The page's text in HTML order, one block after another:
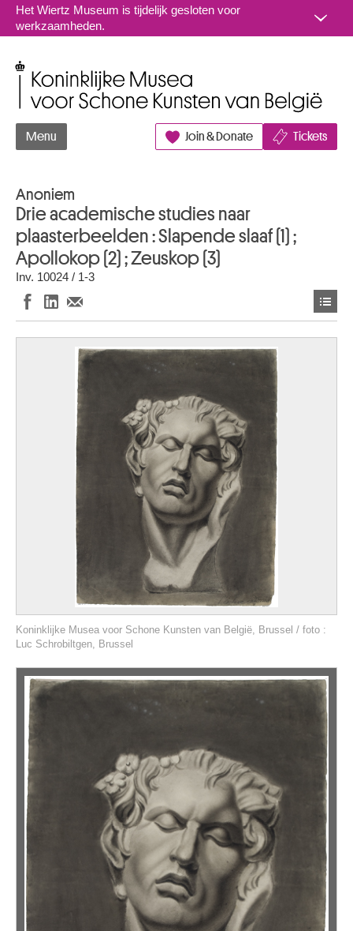
Naar inhoud
Het Wiertz Museum is tijdelijk gesloten voor
werkzaamheden.
Menu Join & Donate Tickets
Anoniem
Drie academische studies naar
plaasterbeelden : Slapende slaaf (1) ;
Apollokop (2) ; Zeuskop (3)
Inv. 10024 / 1-3
Koninklijke Musea voor Schone Kunsten van België, Brussel / foto :
Luc Schrobiltgen, Brussel